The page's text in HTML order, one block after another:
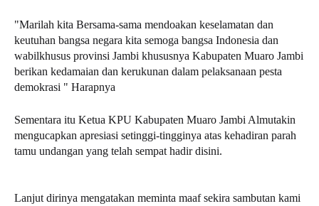
"Marilah kita Bersama-sama mendoakan keselamatan dan
keutuhan bangsa negara kita semoga bangsa Indonesia dan
wabilkhusus provinsi Jambi khususnya Kabupaten Muaro Jambi
berikan kedamaian dan kerukunan dalam pelaksanaan pesta
demokrasi " Harapnya
Sementara itu Ketua KPU Kabupaten Muaro Jambi Almutakin
mengucapkan apresiasi setinggi-tingginya atas kehadiran parah
tamu undangan yang telah sempat hadir disini.
Lanjut dirinya mengatakan meminta maaf sekira sambutan kami